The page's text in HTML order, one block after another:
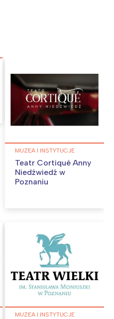
MUZEA I INSTYTUCJE
Teatr Cortiqué Anny
Niedźwiedź w
Poznaniu
MUZEA I INSTYTUCJE
wydarzenia z
Śląsk
Kraków
Południe